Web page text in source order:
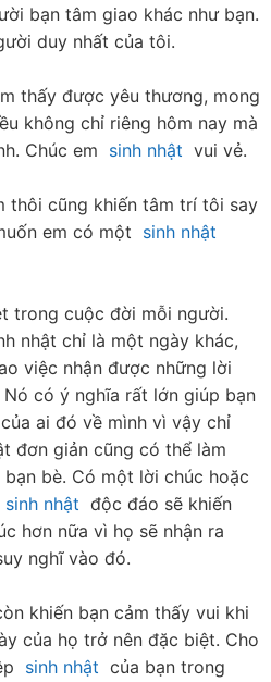
bạn tâm giao khác như bạn.
duy nhất của tôi.
thấy được yêu thương, mong
không chỉ riêng hôm nay mà
Chúc em sinh nhật
  vui vẻ.
thôi cũng khiến tâm trí tôi say
em có một sinh nhật
trong cuộc đời mỗi người.
nhật chỉ là một ngày khác,
việc nhận được những lời
có ý nghĩa rất lớn giúp bạn
ai đó về mình vì vậy chỉ
đơn giản cũng có thể làm
bè. Có một lời chúc hoặc
sinh nhật
  độc đáo sẽ khiến
hơn nữa vì họ sẽ nhận ra
nghĩ vào đó.
khiến bạn cảm thấy vui khi
của họ trở nên đặc biệt. Cho
sinh nhật
  của bạn trong